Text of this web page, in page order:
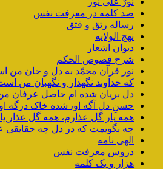
صد کلمه در معرفت نفس
رساله رتق و فتق
نهج الولایه
دیوان اشعار
شرح فصوص الحکم
نور قرآن محمّد به دل و جان من
که خداوند نگهدار و نگهبان من
دل بریان شده ام حاصل عرفان
حسنِ دل آگه او، شده خاک درگه او
همه یار گل عذارم، همه گل عذار
چه بگویمت که در دل چه حقایقی
الهی نامه
دروس معرفت نفس
هزار و یک کلمه